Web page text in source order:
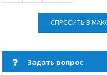
СПРОСИТЬ В
Задать вопрос